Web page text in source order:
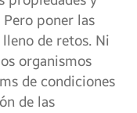
poner las
de retos. Ni
organismos
de condiciones
de las